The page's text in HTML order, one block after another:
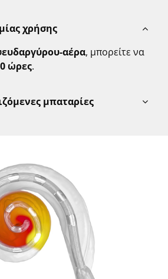
χρήσης
αέρα, μπορείτε να
ώρες.
μπαταρίες